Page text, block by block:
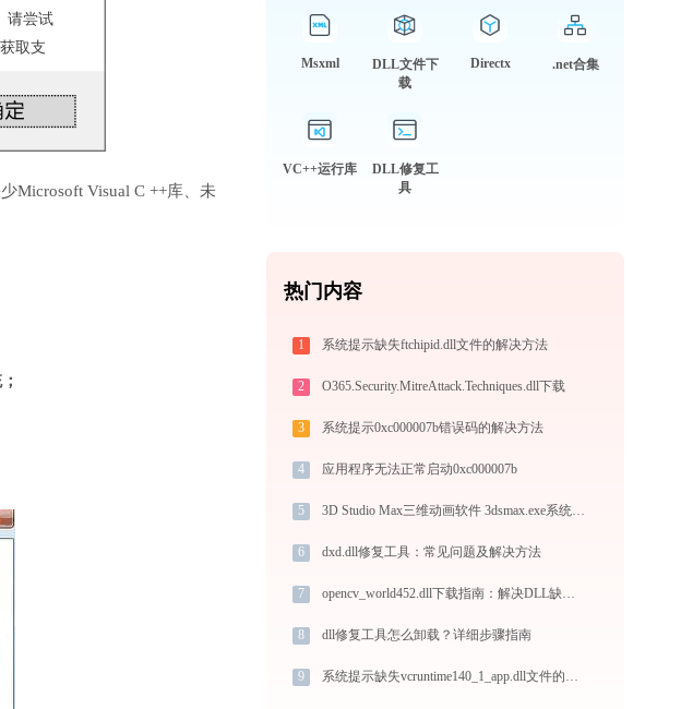
请尝试
取支
Microsoft Visual C ++库、未
Msxml
DLL文件下
载
Directx .net合集
VC++运行库
DLL修复工
具
热门内容
1 系统提示缺失ftchipid.dll文件的解决方法
2 O365.Security.MitreAttack.Techniques.dll下载
3 系统提示0xc000007b错误码的解决方法
4 应用程序无法正常启动0xc000007b
5 3D Studio Max三维动画软件 3dsmax.exe系统错误analytics.dll丢失如何解决
6 dxd.dll修复工具：常见问题及解决方法
7 opencv_world452.dll下载指南：解决DLL缺失问题的完整方案
8 dll修复工具怎么卸载？详细步骤指南
9 系统提示缺失vcruntime140_1_app.dll文件的解决方法